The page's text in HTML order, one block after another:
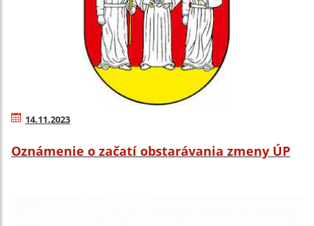
14.11.2023
Oznámenie o začatí obstarávania zmeny ÚP